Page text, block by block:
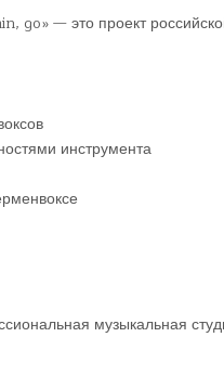
go» — это проект
инструмента
музыкальная